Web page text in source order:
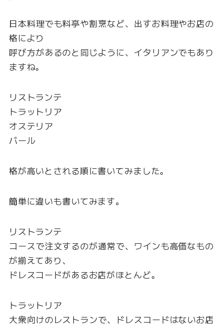
日本料理でも料亭や割烹など、出すお料理やお店の
格により
呼び方があるのと同じように、イタリアンでもあり
ますね。
リストランテ
トラットリア
オステリア
バール
格が高いとされる順に書いてみました。
簡単に違いも書いてみます。
リストランテ
コースで注文するのが通常で、ワインも高価なもの
が揃えてあり、
ドレスコードがあるお店がほとんど。
トラットリア
大衆向けのレストランで、ドレスコードはないお店